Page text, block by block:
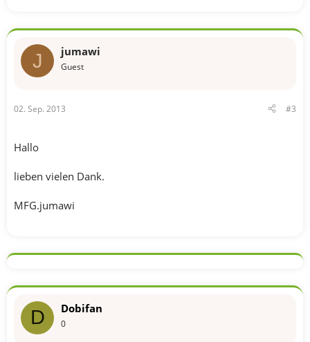
J jumawi
Guest
02. Sep. 2013 #3
Hallo
lieben vielen Dank.
MFG.jumawi
D Dobifan
0